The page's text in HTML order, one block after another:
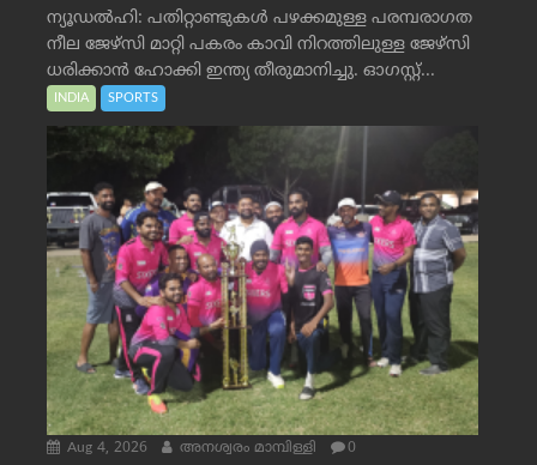
ന്യൂഡൽഹി: പതിറ്റാണ്ടുകൾ പഴക്കമുള്ള പരമ്പരാഗത
നീല ജേഴ്‌സി മാറ്റി പകരം കാവി നിറത്തിലുള്ള ജേഴ്‌സി
ധരിക്കാൻ ഹോക്കി ഇന്ത്യ തീരുമാനിച്ചു. ഓഗസ്റ്റ്...
INDIA SPORTS
Aug 4, 2026 അനശ്വരം മാമ്പിള്ളി 0